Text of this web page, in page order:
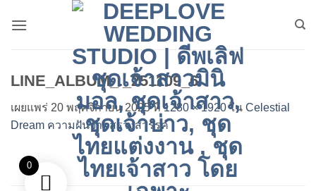
LINE_ALBUM_._251109_6
เผยแพร่ 20 พฤศจิกายน 2025ที่1280 × 1920ใน Celestial
Dream ความฝันจากสรวงสวรรค์
0